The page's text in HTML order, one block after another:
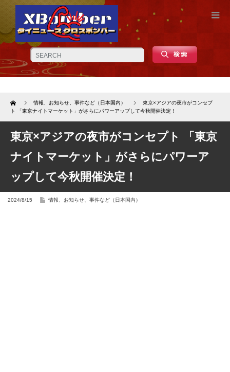
Home 情報、お知らせ、事件など（日本国内）
東京×アジアの夜市がコンセプ
ト 「東京ナイトマーケット」がさらにパワーアップして今秋開催決定！
東京×アジアの夜市がコンセプト 「東京
ナイトマーケット」がさらにパワーア
ップして今秋開催決定！
2024/8/15 情報、お知らせ、事件など（日本国内）